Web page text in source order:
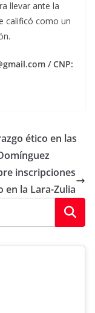
llevar ante la
calificó como un
/ CNP:
ético en las
inscripciones
la Lara-Zulia